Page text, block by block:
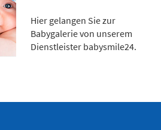
Hier gelangen Sie zur
Babygalerie von unserem
Dienstleister babysmile24.